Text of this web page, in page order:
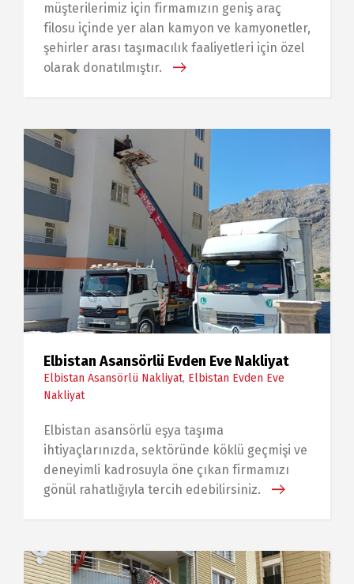
müşterilerimiz için firmamızın geniş araç
filosu içinde yer alan kamyon ve kamyonetler,
şehirler arası taşımacılık faaliyetleri için özel
olarak donatılmıştır.
Elbistan Asansörlü Evden Eve Nakliyat
Elbistan Asansörlü Nakliyat, Elbistan Evden Eve
Nakliyat
Elbistan asansörlü eşya taşıma
ihtiyaçlarınızda, sektöründe köklü geçmişi ve
deneyimli kadrosuyla öne çıkan firmamızı
gönül rahatlığıyla tercih edebilirsiniz.